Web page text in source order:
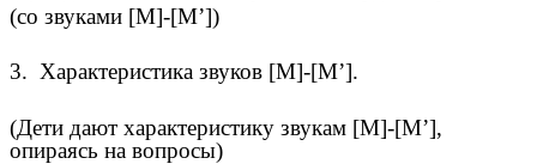
(со звуками [М]-[М’])
3. Характеристика звуков [М]-[М’].
(Дети дают характеристику звукам [М]-[М’],
опираясь на вопросы)